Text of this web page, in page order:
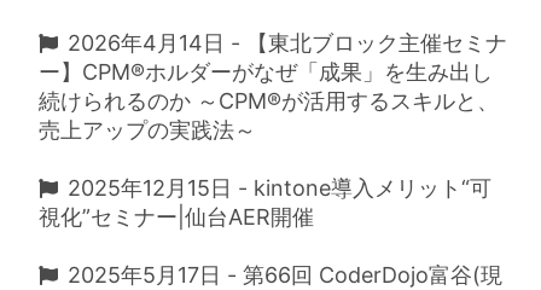
2026年4月14日 - 【東北ブロック主催セミナ
ー】CPM®ホルダーがなぜ「成果」を生み出し
続けられるのか ～CPM®が活用するスキルと、
売上アップの実践法～
2025年12月15日 - kintone導入メリット“可
視化”セミナー|仙台AER開催
2025年5月17日 - 第66回 CoderDojo富谷(現